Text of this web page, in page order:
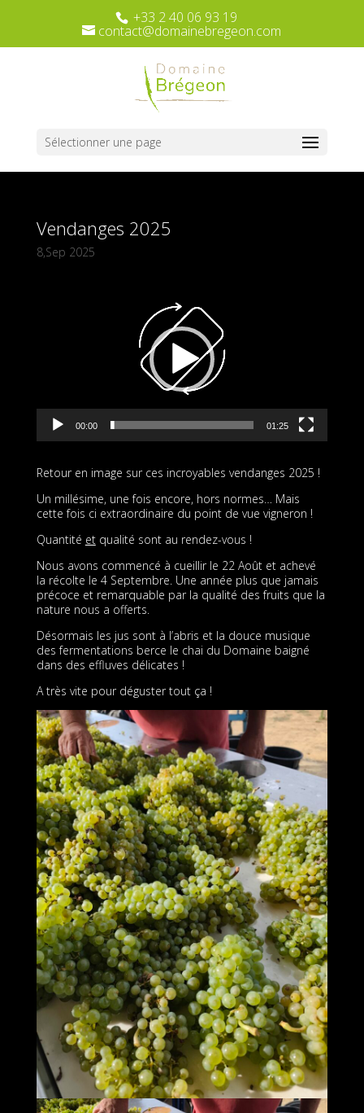
+33 2 40 06 93 19
contact@domainebregeon.com
Sélectionner une page
Vendanges 2025
8,Sep 2025
00:00 01:25
Retour en image sur ces incroyables vendanges 2025 !
Un millésime, une fois encore, hors normes… Mais
cette fois ci extraordinaire du point de vue vigneron !
Quantité etqualité sont au rendez-vous !
Nous avons commencé à cueillir le 22 Août et achevé
la récolte le 4 Septembre. Une année plus que jamais
précoce et remarquable par la qualité des fruits que la
nature nous a offerts.
Désormais les jus sont à l’abris et la douce musique
des fermentations berce le chai du Domaine baigné
dans des effluves délicates !
A très vite pour déguster tout ça !